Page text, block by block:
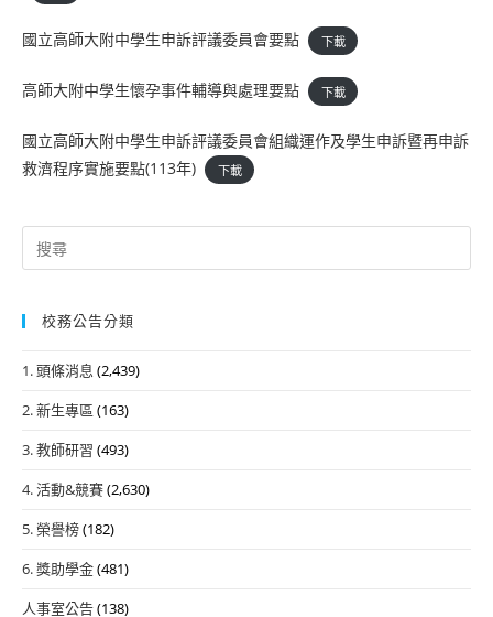
國立高師大附中學生申訴評議委員會要點 下載
高師大附中學生懷孕事件輔導與處理要點 下載
國立高師大附中學生申訴評議委員會組織運作及學生申訴暨再申訴
救濟程序實施要點(113年)
下載
Search
for:
校務公告分類
1. 頭條消息 (2,439)
2. 新生專區 (163)
3. 教師研習 (493)
4. 活動&競賽(2,630)
5. 榮譽榜(182)
6. 獎助學金(481)
人事室公告(138)